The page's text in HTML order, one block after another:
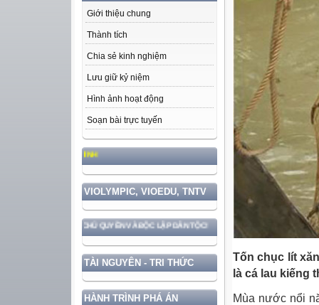
Giới thiệu chung
Thành tích
Chia sẻ kinh nghiệm
Lưu giữ kỷ niệm
Hình ảnh hoạt động
Soạn bài trực tuyến
HỌC TẬP VÀ LÀM THEO TƯ
VIOLYMPIC, VIOEDU, TNTV
VỮNG CHẮC CHỦ QUYỀN VÀ ĐỘC LẬP DÂN TỘC!
TÀI NGUYÊN - TRI THỨC
HÀNH TRÌNH PHÁ ÁN
Tốn chục lít
là cá lau kiếng
Mùa nước nổi